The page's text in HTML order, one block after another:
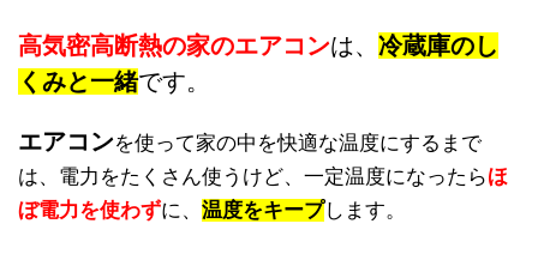
高気密高断熱の家のエアコンは、 冷蔵庫のし
くみと一緒です。
エアコンを使って家の中を快適な温度にするまで
は、電力をたくさん使うけど、一定温度になったらほ
ぼ電力を使わずに、 温度をキープします。